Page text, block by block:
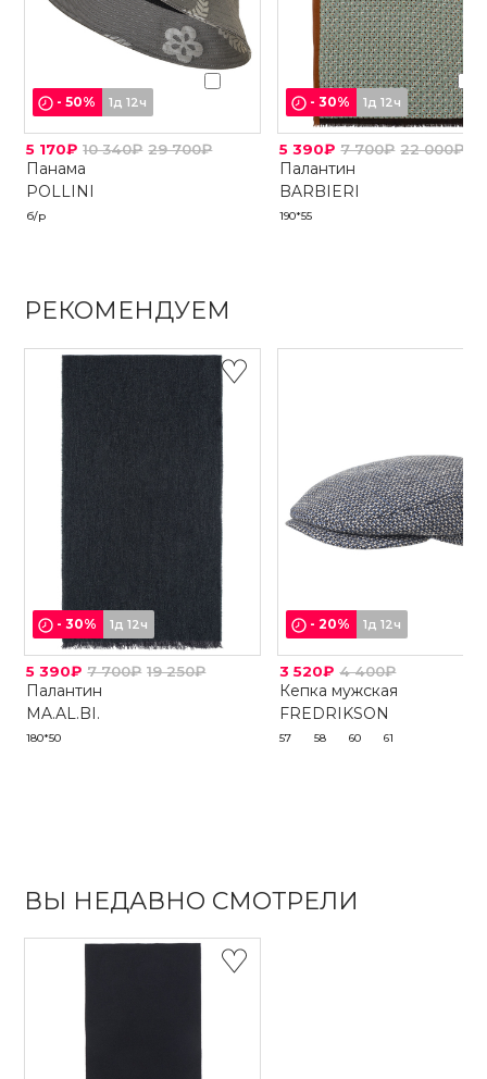
-50% 1д 12ч
5 170₽ 10 340₽ 29 700₽
Панама
POLLINI
б/р
-30% 1д 12ч
5 390₽ 7 700₽ 22 000₽
Палантин
BARBIERI
190*55
РЕКОМЕНДУЕМ
-30% 1д 12ч
5 390₽ 7 700₽ 19 250₽
Палантин
MA.AL.BI.
180*50
-20% 1д 12ч
3 520₽ 4 400₽
Кепка мужская
FREDRIKSON
57 58 60 61
ВЫ НЕДАВНО СМОТРЕЛИ